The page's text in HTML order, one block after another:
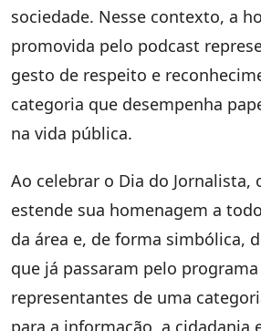
sociedade. Nesse contexto, a
promovida pelo podcast
gesto de respeito e
categoria que desempenha
na vida pública.
Ao celebrar o Dia do Jornalista,
estende sua homenagem a
da área e, de forma simbólica,
que já passaram pelo
representantes de uma